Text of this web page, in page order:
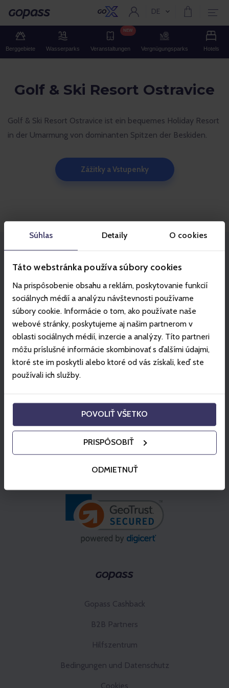
Súhlas Detaily O cookies
Táto webstránka používa súbory cookies
Na prispôsobenie obsahu a reklám, poskytovanie funkcií
sociálnych médií a analýzu návštevnosti používame
súbory cookie. Informácie o tom, ako používate naše
webové stránky, poskytujeme aj našim partnerom v
oblasti sociálnych médií, inzercie a analýzy. Títo partneri
môžu príslušné informácie skombinovať s ďalšími údajmi,
ktoré ste im poskytli alebo ktoré od vás získali, keď ste
používali ich služby.
POVOLIŤ VŠETKO
PRISPÔSOBIŤ
ODMIETNUŤ
Gopass Aktuelle Sprache:
DE
Berggebiete Wasserparks Veranstaltungen
NEW
Vergnügungsparks Hotels
Golf & Ski Resort Ostravice
Golf & Ski Resort Ostravice ist ein bequemes Holiday Resort
in der Umarmung von dominanten Spitzen der Beskiden.
Zážitky a Vstupenky
Partner
Gopass Cashback
B2B Partners
Hilfszentrum
Bedingungen und Datenschutz
Cookies